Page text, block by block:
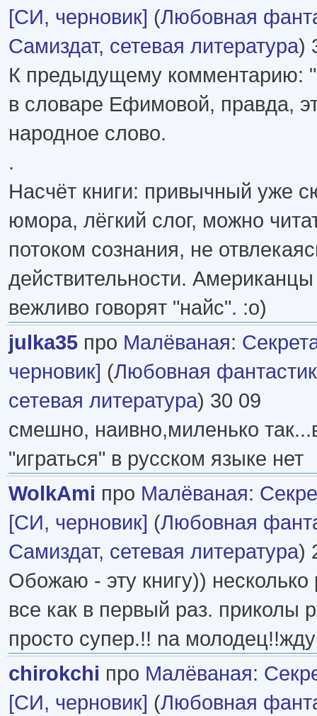
[СИ, черновик] (Любовная
Самиздат, сетевая литература)
К предыдущему комментарию:
в словаре Ефимовой, правда,
народное слово.
.
Насчёт книги: привычный уже
юмора, лёгкий слог, можно
потоком сознания, не
действительности. Американцы
вежливо говорят "найс". :о)
julka35 про Малёваная:
черновик] (Любовная
сетевая литература) 30 09
смешно, наивно,миленько
"играться" в русском языке нет
WolkAmi про Малёваная:
[СИ, черновик] (Любовная
Самиздат, сетевая литература)
Обожаю - эту книгу)) несколько
все как в первый раз. приколы
просто супер.!! na
chirokchi про Малёваная:
[СИ, черновик] (Любовная